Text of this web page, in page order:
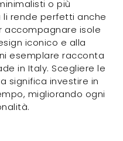
o più
li rende perfetti anche
accompagnare isole
iconico e alla
esemplare racconta
in Italy. Scegliere le
significa investire in
migliorando ogni